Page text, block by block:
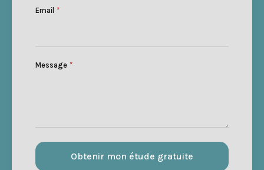
Email *
Message *
Obtenir mon étude gratuite